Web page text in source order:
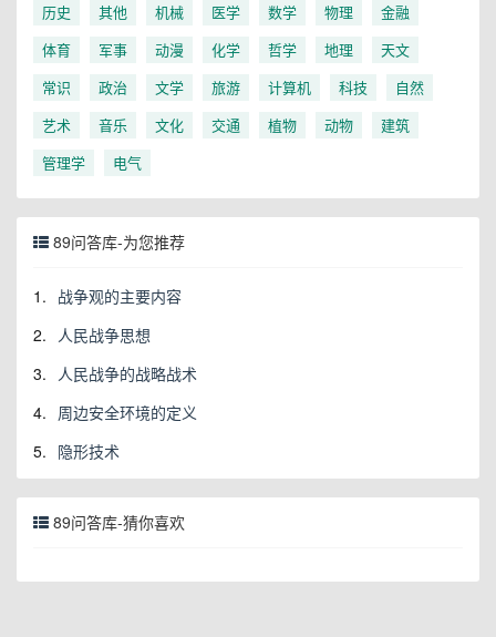
历史 其他 机械 医学 数学 物理
金融
体育
军事 动漫 化学 哲学 地理
天文
常识
政治 文学 旅游 计算机 科技
自然
艺术
音乐 文化 交通 植物 动物
建筑
管理学
电气
89问答库-为您推荐
1. 战争观的主要内容
2. 人民战争思想
3. 人民战争的战略战术
4. 周边安全环境的定义
5. 隐形技术
89问答库-猜你喜欢